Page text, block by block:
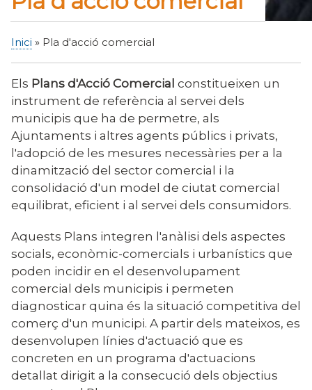
Inici Pla d'acció comercial
Els Plans d'Acció Comercial constitueixen un
instrument de referència al servei dels
municipis que ha de permetre, als
Ajuntaments i altres agents públics i privats,
l'adopció de les mesures necessàries per a la
dinamització del sector comercial i la
consolidació d'un model de ciutat comercial
equilibrat, eficient i al servei dels consumidors.
Aquests Plans integren l'anàlisi dels aspectes
socials, econòmic-comercials i urbanístics que
poden incidir en el desenvolupament
comercial dels municipis i permeten
diagnosticar quina és la situació competitiva del
comerç d'un municipi. A partir dels mateixos, es
desenvolupen línies d'actuació que es
concreten en un programa d'actuacions
detallat dirigit a la consecució dels objectius